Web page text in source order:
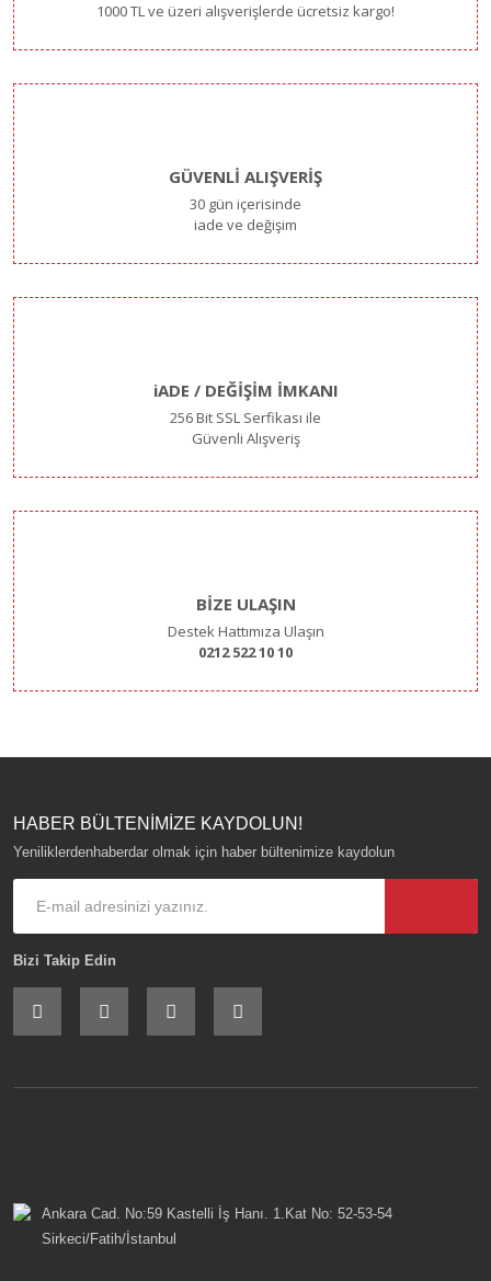
1000 TL ve üzeri alışverişlerde ücretsiz kargo!
GÜVENLİ ALIŞVERİŞ
30 gün içerisinde
iade ve değişim
iADE / DEĞİŞİM İMKANI
256 Bit SSL Serfikası ile
Güvenli Alışveriş
BİZE ULAŞIN
Destek Hattımıza Ulaşın
0212 522 10 10
HABER BÜLTENİMİZE KAYDOLUN!
Yeniliklerdenhaberdar olmak için haber bültenimize kaydolun
Bizi Takip Edin
Ankara Cad. No:59 Kastelli İş Hanı. 1.Kat No: 52-53-54
Sirkeci/Fatih/İstanbul